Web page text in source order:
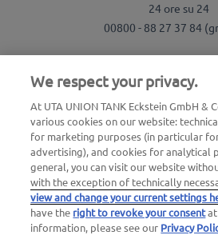
24 ore su 24
00800 - 88 27 37 84
24 ore su 24
00800 88 226 226
oppure
+49 6027 509-
Domande generali su
+39 045 475
We respect your privacy.
At UTA UNION TANK Eckstein GmbH &
various cookies on our website:
for marketing purposes (in particular
advertising), and cookies for analytical
general, you can visit our website
with the exception of technically
view and change your current settings
have the right to revoke your consentat
information, please see our Privacy